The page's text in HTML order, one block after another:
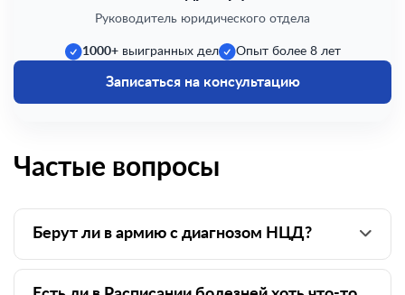
Руководитель юридического отдела
1000+выигранных дел Опыт более 8 лет
Записаться на консультацию
Частые вопросы
Берут ли в армию с диагнозом НЦД?